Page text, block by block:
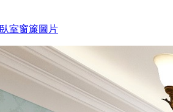
臥室窗簾圖片